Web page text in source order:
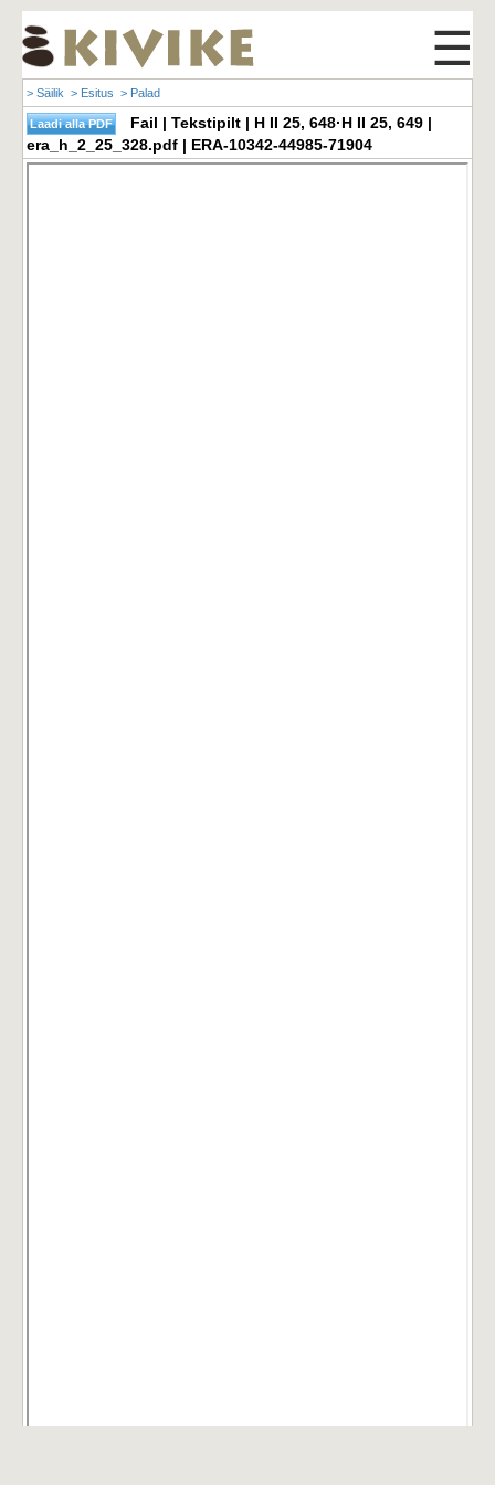
☰
> Säilik > Esitus > Palad
Fail | Tekstipilt | H II 25, 648·H II 25, 649 |
era_h_2_25_328.pdf | ERA-10342-44985-71904